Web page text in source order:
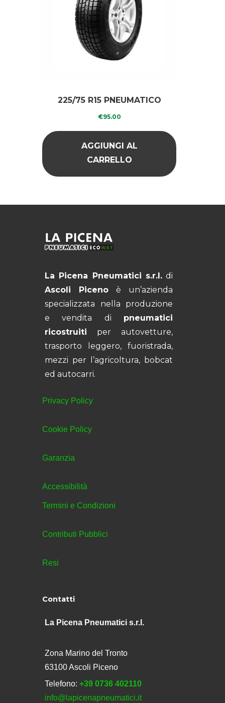
225/75 R15 PNEUMATICO
RICOPERTO INVERNALE
€95.00
AGGIUNGI AL
CARRELLO
La Picena Pneumatici s.r.l.di
Ascoli Piceno è un’azienda
specializzata nella produzione
e vendita di pneumatici
ricostruiti per autovetture,
trasporto leggero, fuoristrada,
mezzi per l’agricoltura, bobcat
ed autocarri.
Privacy Policy
Cookie Policy
Garanzia
Accessibilità
Termini e Condizioni
Contributi Pubblici
Resi
Contatti
La Picena Pneumatici s.r.l.
Zona Marino del Tronto
63100 Ascoli Piceno
Telefono: +39 0736 402110
info@lapicenapneumatici.it